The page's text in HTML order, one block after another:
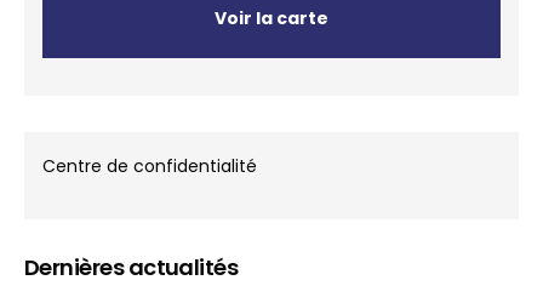
Voir la carte
Centre de confidentialité
Dernières actualités